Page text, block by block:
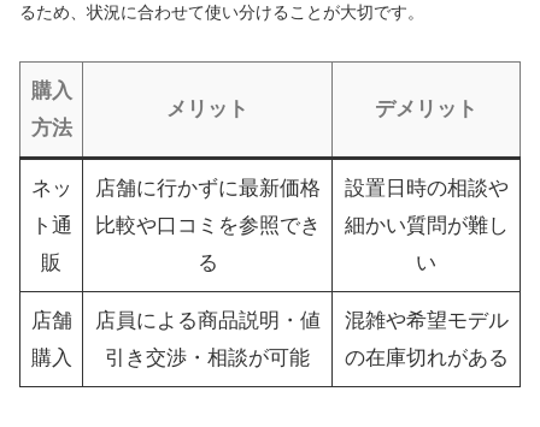
るため、状況に合わせて使い分けることが大切です。
購入
方法
メリット デメリット
ネッ
ト通
販
店舗に行かずに最新価格
比較や口コミを参照でき
る
設置日時の相談や
細かい質問が難し
い
店舗
購入
店員による商品説明・値
引き交渉・相談が可能
混雑や希望モデル
の在庫切れがある